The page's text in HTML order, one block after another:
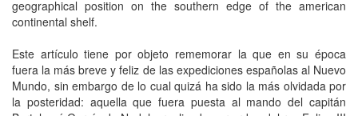
geographical position on the southern edge of the american
continental shelf.
Este artículo tiene por objeto rememorar la que en su época
fuera la más breve y feliz de las expediciones españolas al Nuevo
Mundo, sin embargo de lo cual quizá ha sido la más olvidada por
la posteridad: aquella que fuera puesta al mando del capitán